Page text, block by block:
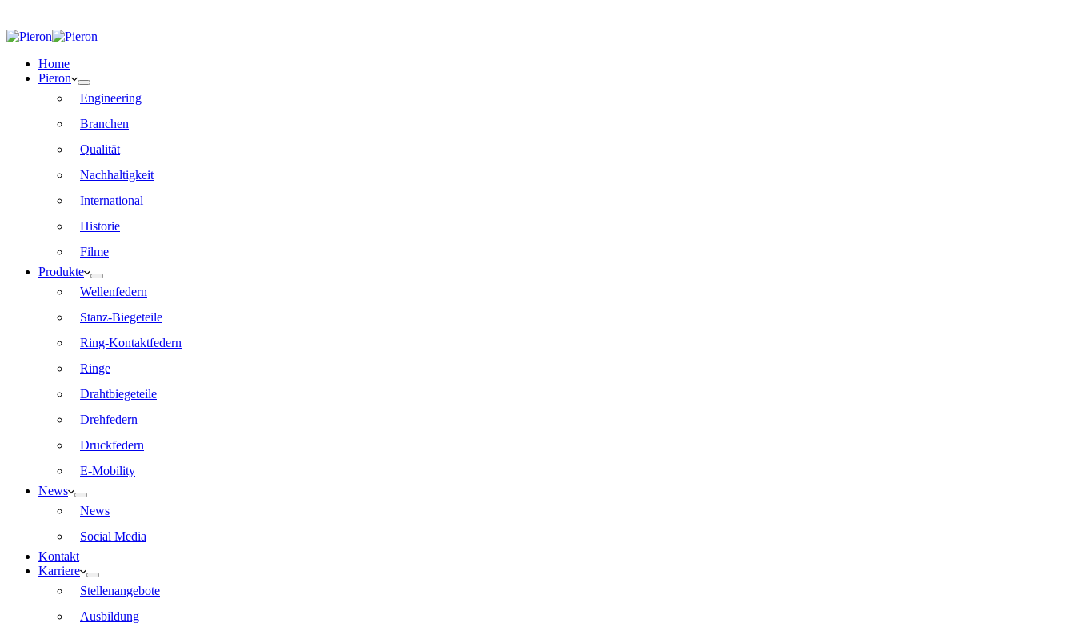
Home
Pieron
Engineering
Branchen
Qualität
Nachhaltigkeit
International
Historie
Filme
Produkte
Wellenfedern
Stanz-Biegeteile
Ring-Kontaktfedern
Ringe
Drahtbiegeteile
Drehfedern
Druckfedern
E-Mobility
News
News
Social Media
Kontakt
Karriere
Stellenangebote
Ausbildung